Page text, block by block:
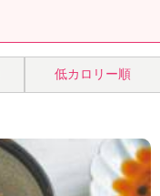
低カロリー順